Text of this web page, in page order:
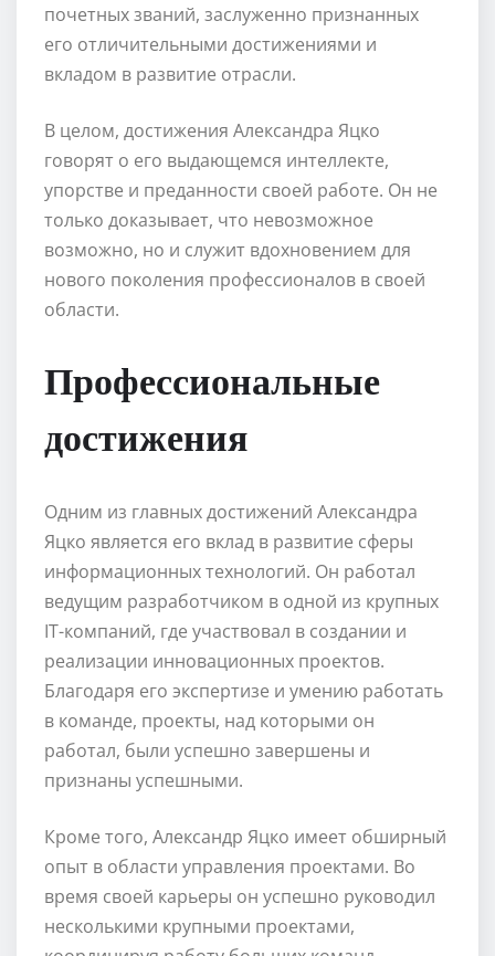
почетных званий, заслуженно признанных
его отличительными достижениями и
вкладом в развитие отрасли.
В целом, достижения Александра Яцко
говорят о его выдающемся интеллекте,
упорстве и преданности своей работе. Он не
только доказывает, что невозможное
возможно, но и служит вдохновением для
нового поколения профессионалов в своей
области.
Профессиональные
достижения
Одним из главных достижений Александра
Яцко является его вклад в развитие сферы
информационных технологий. Он работал
ведущим разработчиком в одной из крупных
IT-компаний, где участвовал в создании и
реализации инновационных проектов.
Благодаря его экспертизе и умению работать
в команде, проекты, над которыми он
работал, были успешно завершены и
признаны успешными.
Кроме того, Александр Яцко имеет обширный
опыт в области управления проектами. Во
время своей карьеры он успешно руководил
несколькими крупными проектами,